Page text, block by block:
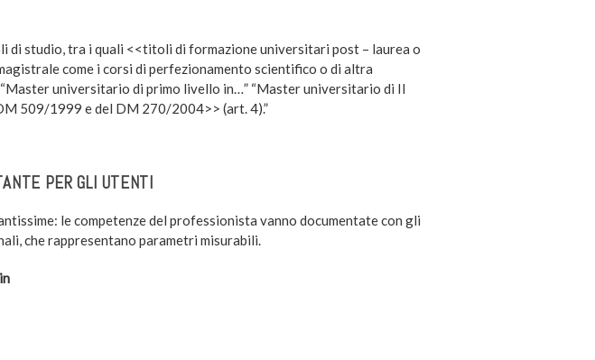
di studio, tra i quali <<titoli di formazione universitari post – laurea o
come i corsi di perfezionamento scientifico o di altra
universitario di primo livello in…” “Master universitario di II
509/1999 e del DM 270/2004>> (art. 4).”
PER GLI UTENTI
le competenze del professionista vanno documentate con gli
che rappresentano parametri misurabili.